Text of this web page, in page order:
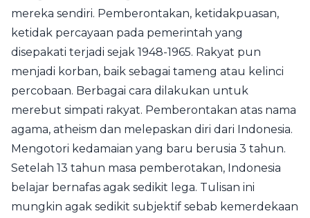
mereka sendiri. Pemberontakan, ketidakpuasan,
ketidak percayaan pada pemerintah yang
disepakati terjadi sejak 1948-1965. Rakyat pun
menjadi korban, baik sebagai tameng atau kelinci
percobaan. Berbagai cara dilakukan untuk
merebut simpati rakyat. Pemberontakan atas nama
agama, atheism dan melepaskan diri dari Indonesia.
Mengotori kedamaian yang baru berusia 3 tahun.
Setelah 13 tahun masa pemberotakan, Indonesia
belajar bernafas agak sedikit lega. Tulisan ini
mungkin agak sedikit subjektif sebab kemerdekaan